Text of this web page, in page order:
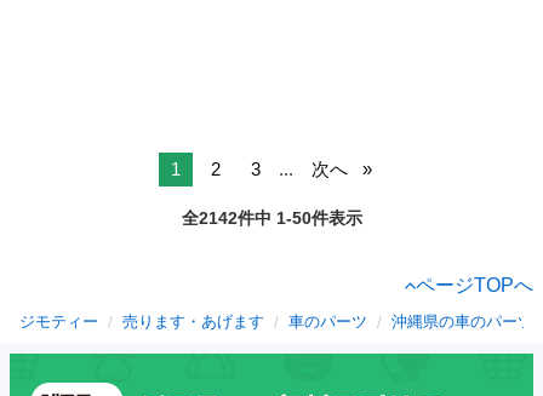
1 2 3 ... 次へ
全2142件中 1-50件表示
ページTOPへ
ジモティー 売ります・あげます 車のパーツ 沖縄県の車のパーツ